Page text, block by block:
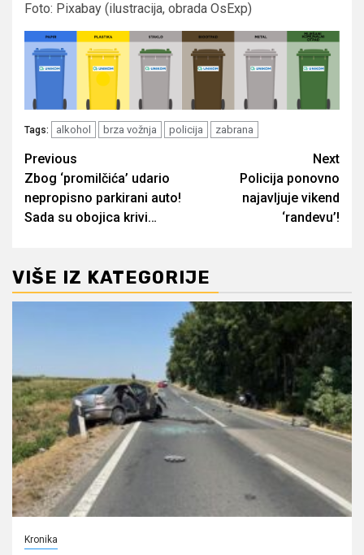
Foto: Pixabay (ilustracija, obrada OsExp)
Tags: alkohol brza vožnja policija zabrana
Post
navigation
Previous
Zbog ‘promilčića’ udario
nepropisno parkirani auto!
Sada su obojica krivi…
Next
Policija ponovno
najavljuje vikend
‘randevu’!
VIŠE IZ KATEGORIJE
Kronika